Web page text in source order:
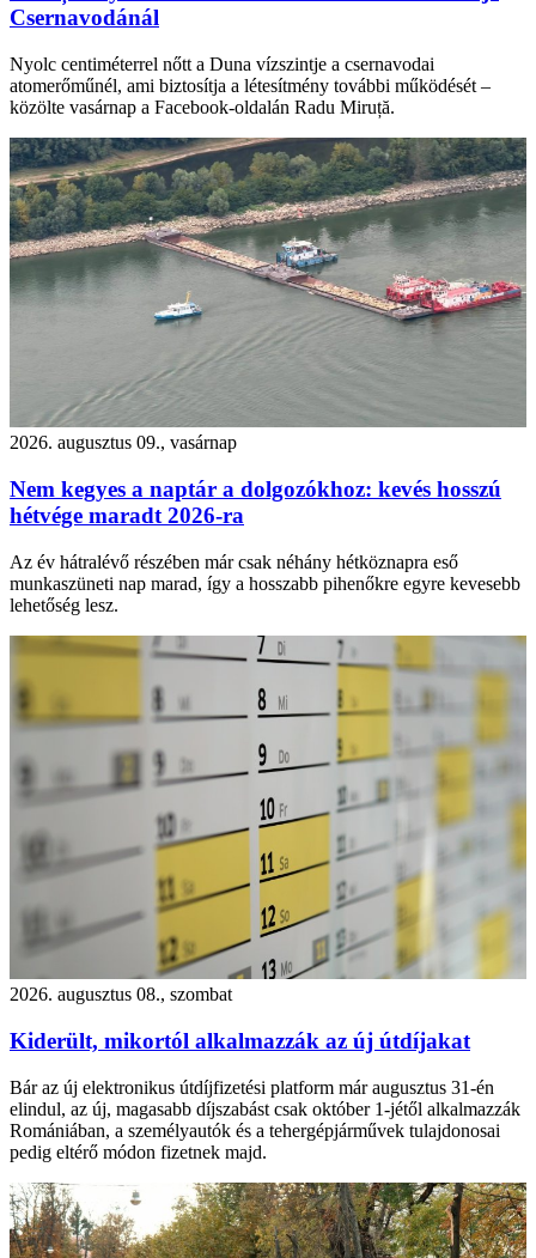
Csernavodánál
Nyolc centiméterrel nőtt a Duna vízszintje a csernavodai
atomerőműnél, ami biztosítja a létesítmény további működését –
közölte vasárnap a Facebook-oldalán Radu Miruță.
2026. augusztus 09., vasárnap
Nem kegyes a naptár a dolgozókhoz: kevés hosszú
hétvége maradt 2026-ra
Az év hátralévő részében már csak néhány hétköznapra eső
munkaszüneti nap marad, így a hosszabb pihenőkre egyre kevesebb
lehetőség lesz.
2026. augusztus 08., szombat
Kiderült, mikortól alkalmazzák az új útdíjakat
Bár az új elektronikus útdíjfizetési platform már augusztus 31-én
elindul, az új, magasabb díjszabást csak október 1-jétől alkalmazzák
Romániában, a személyautók és a tehergépjárművek tulajdonosai
pedig eltérő módon fizetnek majd.